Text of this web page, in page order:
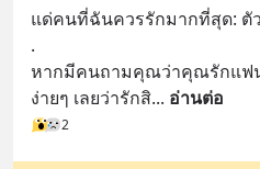
แด่คนที่ฉันควรรักมากที่สุด: ตั
.
หากมีคนถามคุณว่าคุณรักแฟ
ง่ายๆ เลยว่ารักสิ... อ่านต่อ
2